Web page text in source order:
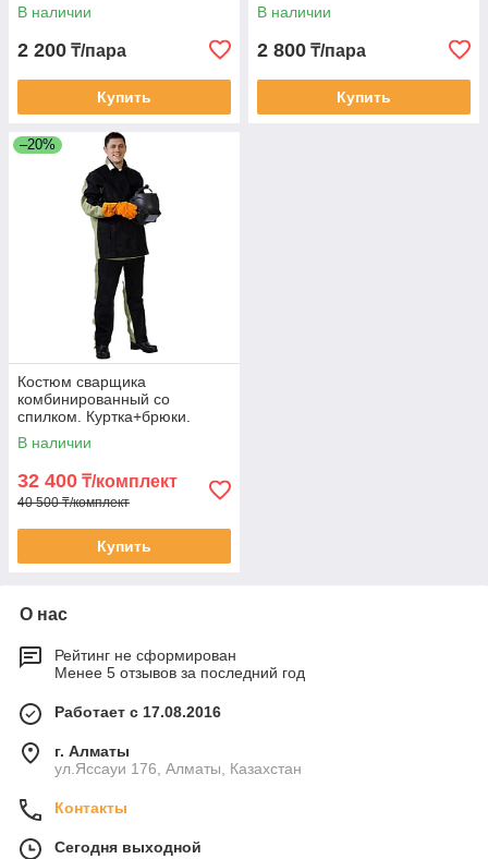
В наличии
2 200 ₸/пара
Купить
В наличии
2 800 ₸/пара
Купить
–20%
Костюм сварщика
комбинированный со
спилком. Куртка+брюки.
Березент с ОП пропиткой.
В наличии
32 400 ₸/комплект
40 500 ₸/комплект
Купить
О нас
Рейтинг не сформирован
Менее 5 отзывов за последний год
Работает с 17.08.2016
г. Алматы
ул.Яссауи 176, Алматы, Казахстан
Контакты
Сегодня выходной